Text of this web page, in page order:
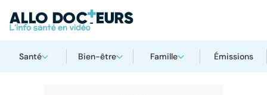
Santé Bien-être Famille Émissions